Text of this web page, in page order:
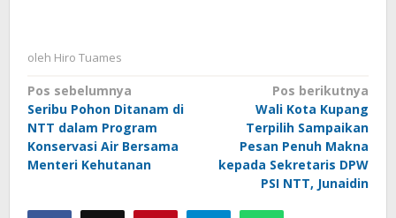
oleh Hiro Tuames
Navigasi
pos
Pos sebelumnya
Seribu Pohon Ditanam di
NTT dalam Program
Konservasi Air Bersama
Menteri Kehutanan
Pos berikutnya
Wali Kota Kupang
Terpilih Sampaikan
Pesan Penuh Makna
kepada Sekretaris DPW
PSI NTT, Junaidin